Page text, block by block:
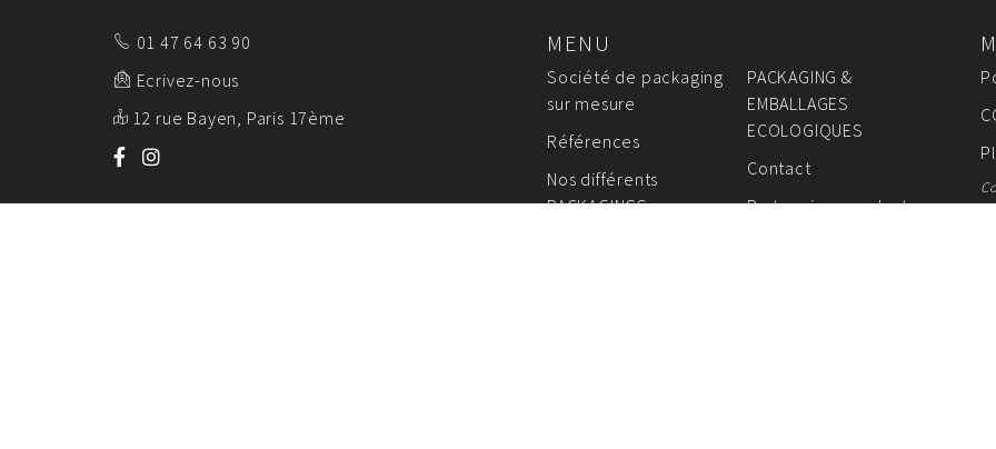
01 47 64 63 90
Ecrivez-nous
12 rue Bayen, Paris 17ème
MENU
Société de packaging
sur mesure
Références
Nos différents
PACKAGINGS sur mesure
PACKAGING &
EMBALLAGES
ECOLOGIQUES
Contact
Partenaires producteurs